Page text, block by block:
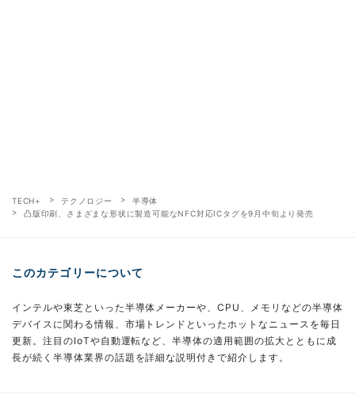
TECH+ テクノロジー
半導体
凸版印刷、さまざまな形状に製造可能なNFC対応ICタグを9月中旬より発売
このカテゴリーについて
インテルや東芝といった半導体メーカーや、CPU、メモリなどの半導体
デバイスに関わる情報、市場トレンドといったホットなニュースを毎日
更新。注目のIoTや自動運転など、半導体の適用範囲の拡大とともに成
長が続く半導体業界の話題を詳細な説明付きで紹介します。